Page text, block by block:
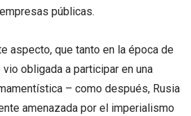
públicas.
aspecto, que tanto en la época de
vio obligada a participar en una
– como después, Rusia
amenazada por el imperialismo